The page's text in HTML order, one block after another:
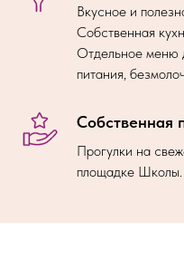
Вкусное и
Собственная
Отдельное меню
питания,
Собственная
Прогулки на
площадке Школы.